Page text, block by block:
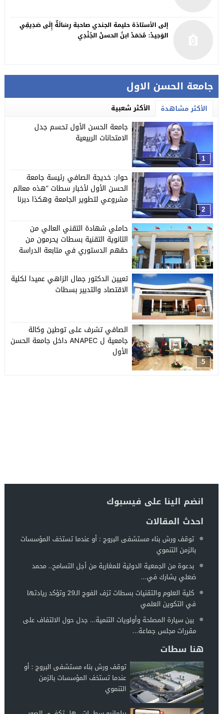
جامعة الحسن الاول
الأكثر مشاهدة الأكثر شعبية
1
جامعة الحسن الأول تحسم جدل
الامتحانات الربيعية
2
حوار: خديجة الصافي رئيسة جامعة
الحسن الأول لأخبار سطات “هذه معالم
مشروعي لتطوير الجامعة وهكذا دبرنا
3
حاملي شهادة التقني العالي من
الثانوية التقنية بسطات يحرمون من
حقهم الدستوري في متابعة الدراسة
4
تعيين الدكتور جمال الزاهي عميدا لكلية
الاقتصاد والتدبير بسطات
5
الصافي تشرف على توطين وكالة
جامعية ل ANAPEC داخل جامعة الحسن
الأول
إلى الأستاذة حليمة الجندي صاحبة رِسَالَةٌ إِلَى صَدِيقِي
الوَحِيدْ: مُحَمَدْ ابنُ الحسنْ الجُنْدِي
انضم الينا على فيسبوك
احدث المقالات
توقف ورش بناء مستشفى البروج : أو عندما تستخف المؤسسات
بالزمن التنموي
بدعوة من الجمعية الدولية للمغاربة من أجل التسامح.. محمد
ضعلي يشارك في...
كلية العلوم والتقنيات بسطات تزف الفوج الـ29 وتؤكد ريادتها
في التكوين العلمي
بين سيارة المصلحة وأولويات التنمية… جدل حول الالتفاف على
مقررات مجلس جماعة...
هنا سطات
توقف ورش بناء مستشفى البروج : أو
عندما تستخف المؤسسات بالزمن
التنموي